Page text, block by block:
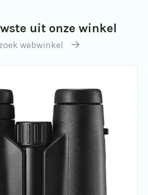
uit onze winkel
webwinkel